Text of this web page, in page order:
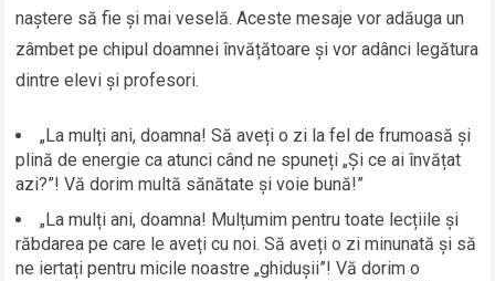
naștere să fie și mai veselă. Aceste mesaje vor adăuga un
zâmbet pe chipul doamnei învățătoare și vor adânci legătura
dintre elevi și profesori.
„La mulți ani, doamna! Să aveți o zi la fel de frumoasă și
plină de energie ca atunci când ne spuneți „Și ce ai învățat
azi?”! Vă dorim multă sănătate și voie bună!”
„La mulți ani, doamna! Mulțumim pentru toate lecțiile și
răbdarea pe care le aveți cu noi. Să aveți o zi minunată și să
ne iertați pentru micile noastre „ghidușii”! Vă dorim o